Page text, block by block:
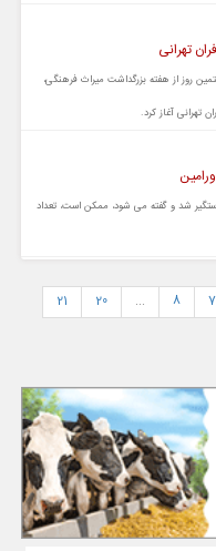
تهرانی
روز از هفته بزرگداشت میراث فرهنگی،
تهرانی آغاز کرد.
شد و گفته می شود، ممکن است، تعداد
7
8
...
20
21